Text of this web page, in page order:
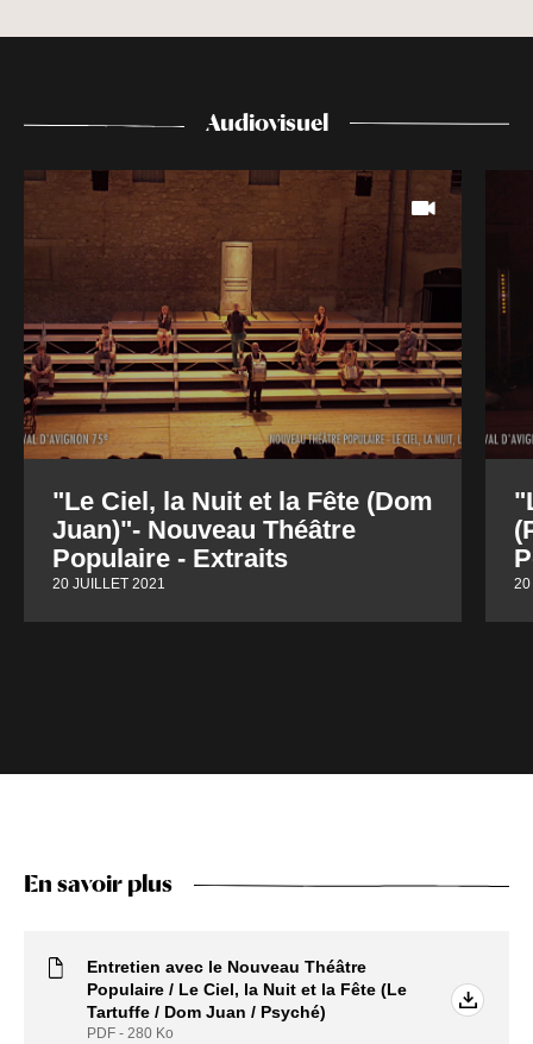
Audiovisuel
"Le Ciel, la Nuit et la Fête (Dom
Juan)"- Nouveau Théâtre
Populaire - Extraits
20 JUILLET 2021 20
En savoir plus
Entretien avec le Nouveau Théâtre
Populaire / Le Ciel, la Nuit et la Fête (Le
Tartuffe / Dom Juan / Psyché)
PDF - 280 Ko